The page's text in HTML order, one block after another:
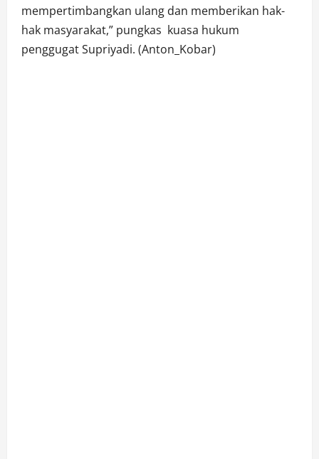
mempertimbangkan ulang dan memberikan hak-
hak masyarakat,” pungkas kuasa hukum
penggugat Supriyadi. (Anton_Kobar)